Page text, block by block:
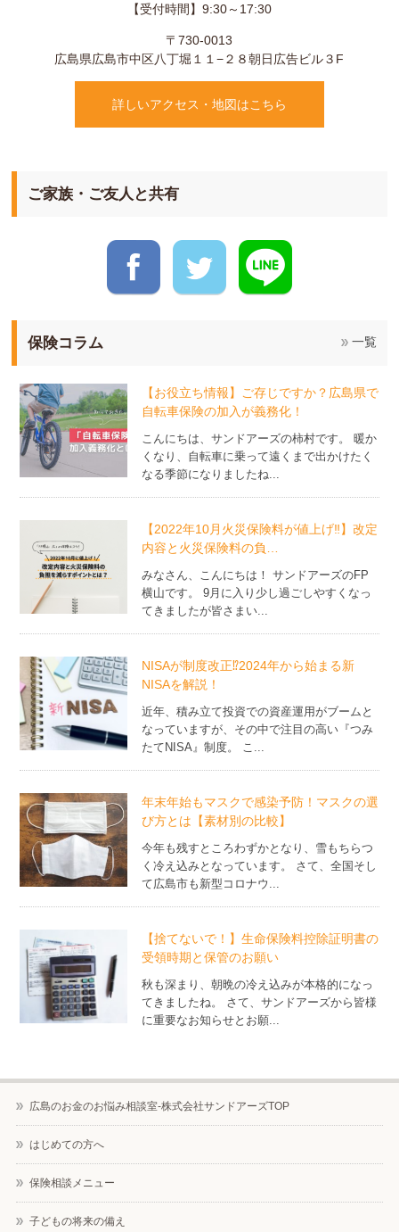
【受付時間】9:30～17:30
〒730-0013
広島県広島市中区八丁堀１１−２８朝日広告ビル３F
詳しいアクセス・地図はこちら
ご家族・ご友人と共有
保険コラム 一覧
【お役立ち情報】ご存じですか？広島県で
自転車保険の加入が義務化！
こんにちは、サンドアーズの柿村です。 暖か
くなり、自転車に乗って遠くまで出かけたく
なる季節になりましたね...
【2022年10月火災保険料が値上げ‼】改定
内容と火災保険料の負…
みなさん、こんにちは！ サンドアーズのFP
横山です。 9月に入り少し過ごしやすくなっ
てきましたが皆さまい...
NISAが制度改正⁉2024年から始まる新
NISAを解説！
近年、積み立て投資での資産運用がブームと
なっていますが、その中で注目の高い『つみ
たてNISA』制度。 こ...
年末年始もマスクで感染予防！マスクの選
び方とは【素材別の比較】
今年も残すところわずかとなり、雪もちらつ
く冷え込みとなっています。 さて、全国そし
て広島市も新型コロナウ...
【捨てないで！】生命保険料控除証明書の
受領時期と保管のお願い
秋も深まり、朝晩の冷え込みが本格的になっ
てきましたね。 さて、サンドアーズから皆様
に重要なお知らせとお願...
広島のお金のお悩み相談室-株式会社サンドアーズTOP
はじめての方へ
保険相談メニュー
子どもの将来の備え